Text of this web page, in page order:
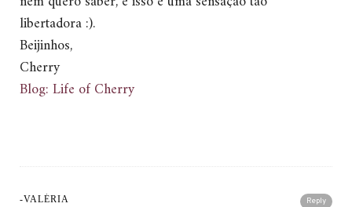
libertadora :).
Beijinhos,
Cherry
Blog: Life of Cherry
Reply
-VALÉRIA